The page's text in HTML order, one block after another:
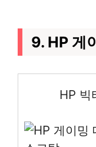
9. HP 게
HP 빅